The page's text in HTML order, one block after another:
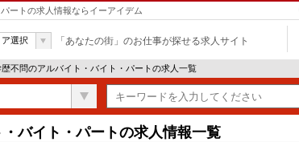
ートの求人情報ならイーアイデム
ア選択 「あなたの街」のお仕事が探せる求人サイト
歴不問のアルバイト・バイト・パートの求人一覧
バイト・パートの求人情報一覧